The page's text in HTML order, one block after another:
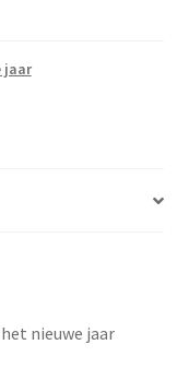
jaar
nieuwe jaar